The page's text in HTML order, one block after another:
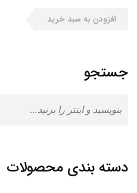
افزودن به سبد خرید
جستجو
دسته بندی محصولات